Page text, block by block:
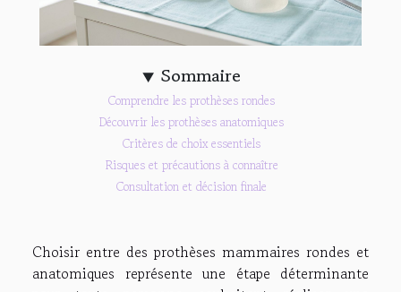
Sommaire
Comprendre les prothèses rondes
Découvrir les prothèses anatomiques
Critères de choix essentiels
Risques et précautions à connaître
Consultation et décision finale
Choisir entre des prothèses mammaires rondes et
anatomiques représente une étape déterminante